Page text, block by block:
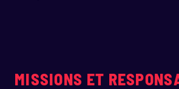
MISSIONS ET